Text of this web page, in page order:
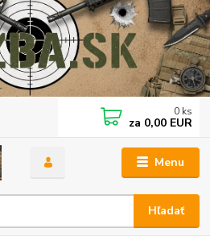
Menu
Hľadať
0 ks
za 0,00 EUR